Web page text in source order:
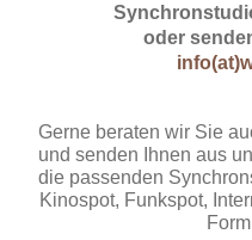
oder
Gerne beraten wir Sie
und senden Ihnen aus
die passenden
Kinospot, Funkspot,